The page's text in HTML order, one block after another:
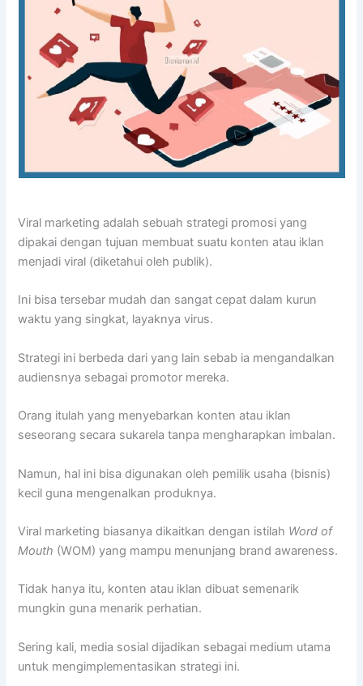
Viral marketing adalah sebuah strategi promosi yang
dipakai dengan tujuan membuat suatu konten atau iklan
menjadi viral (diketahui oleh publik).
Ini bisa tersebar mudah dan sangat cepat dalam kurun
waktu yang singkat, layaknya virus.
Strategi ini berbeda dari yang lain sebab ia mengandalkan
audiensnya sebagai promotor mereka.
Orang itulah yang menyebarkan konten atau iklan
seseorang secara sukarela tanpa mengharapkan imbalan.
Namun, hal ini bisa digunakan oleh pemilik usaha (bisnis)
kecil guna mengenalkan produknya.
Viral marketing biasanya dikaitkan dengan istilah Word of
Mouth (WOM) yang mampu menunjang brand awareness.
Tidak hanya itu, konten atau iklan dibuat semenarik
mungkin guna menarik perhatian.
Sering kali, media sosial dijadikan sebagai medium utama
untuk mengimplementasikan strategi ini.